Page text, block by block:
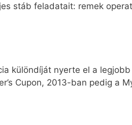
stáb feladatait: remek
különdíját nyerte el a
Cupon, 2013-ban pedig a